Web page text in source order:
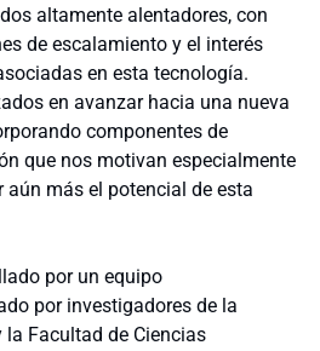
altamente alentadores, con
de escalamiento y el interés
en esta tecnología.
en avanzar hacia una nueva
componentes de
que nos motivan especialmente
más el potencial de esta
por un equipo
por investigadores de la
Facultad de Ciencias